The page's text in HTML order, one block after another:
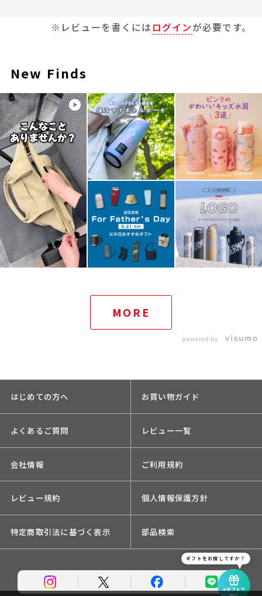
※レビューを書くには ログインが必要です。
New Finds
MORE
powered by
はじめての方へ お買い物ガイド
よくあるご質問 レビュー一覧
会社情報 ご利用規約
レビュー規約 個人情報保護方針
特定商取引法に基づく表示 部品検索
eギフトで
ギフトをお探しですか？